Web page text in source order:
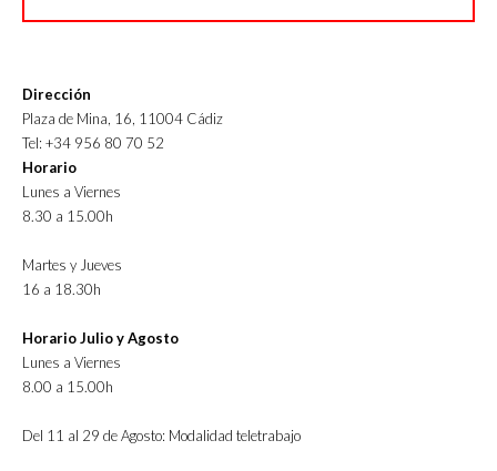
Dirección
Plaza de Mina, 16, 11004 Cádiz
Tel: +34 956 80 70 52
Horario
Lunes a Viernes
8.30 a 15.00h
Martes y Jueves
16 a 18.30h
Horario Julio y Agosto
Lunes a Viernes
8.00 a 15.00h
Del 11 al 29 de Agosto: Modalidad teletrabajo